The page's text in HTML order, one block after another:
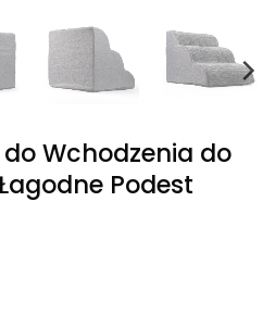
Wchodzenia do
Podest